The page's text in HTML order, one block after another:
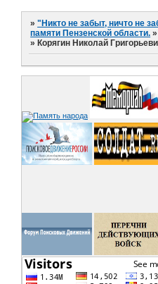
»"Никто не забыт, ничто не
памяти Пензенской области. »
» Корягин Николай